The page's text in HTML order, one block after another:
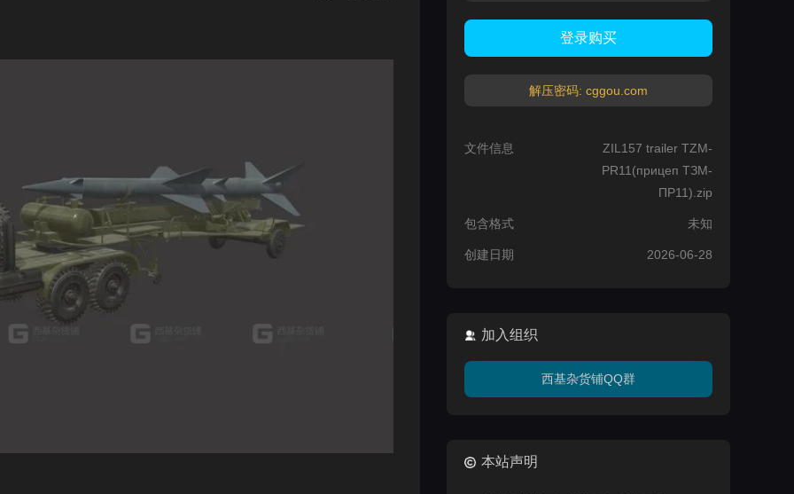
登录购买
解压密码: cggou.com
文件信息
ZIL157 trailer TZM-
PR11(прицеп ТЗМ-
ПР11).zip
包含格式 未知
创建日期 2026-06-28
加入组织
西基杂货铺QQ群
本站声明